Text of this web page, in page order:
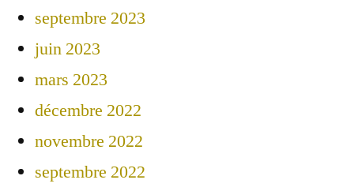
septembre 2023
juin 2023
mars 2023
décembre 2022
novembre 2022
septembre 2022